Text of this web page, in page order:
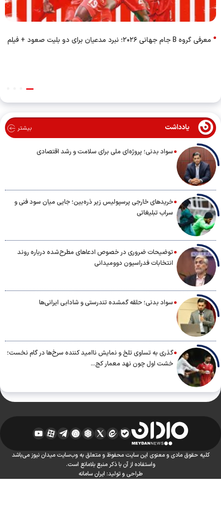
معرفی گروه B جام جهانی ۲۰۲۶؛ نبرد مدعیان برای دو بلیت صعود + فیلم
یادداشت بیشتر
سواد بدنی؛ پروژه‌ای ملی برای سلامت و رشد اقتصادی
خریدهای خارجی پرسپولیس زیر ذره‌بین؛ جایی میان سود فنی و
سراب تبلیغاتی
توضیحات ضروری در خصوص ادعاهای مطرح‌شده درباره روند
انتخابات فدراسیون دوومیدانی
سواد بدنی؛ حلقه گمشده تندرستی و شادابی ایرانی‌ها
گذری به تساوی تلخ و نمایش ناامید کننده سرخ‌ها در گام نخست؛
خشت اول چون نهد معمار کج...
کلیه حقوق مادی و معنوی این سایت محفوظ و متعلق به وب‌سایت میدان نیوز می‌باشد
واستفاده از آن با ذکر منبع بلامانع است.
طراحی و تولید:ایران سامانه